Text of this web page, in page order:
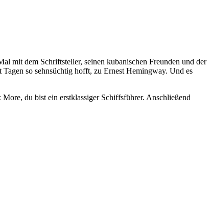
mit dem Schriftsteller, seinen kubanischen Freunden und der
so sehnsüchtig hofft, zu Ernest Hemingway. Und es
du bist ein erstklassiger Schiffsführer. Anschließend